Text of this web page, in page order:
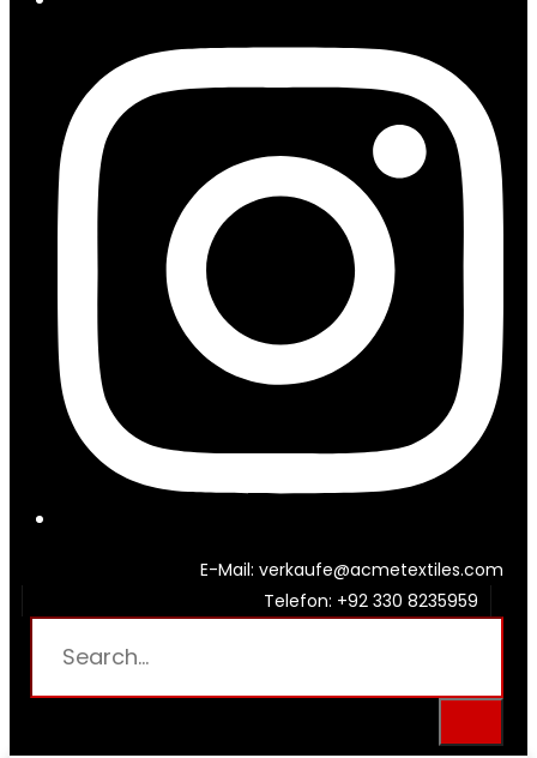
E-Mail: verkaufe@acmetextiles.com
Telefon: +92 330 8235959